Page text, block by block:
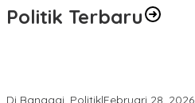
Politik Terbaru
Di Banggai, Politik|Februari 28, 2026